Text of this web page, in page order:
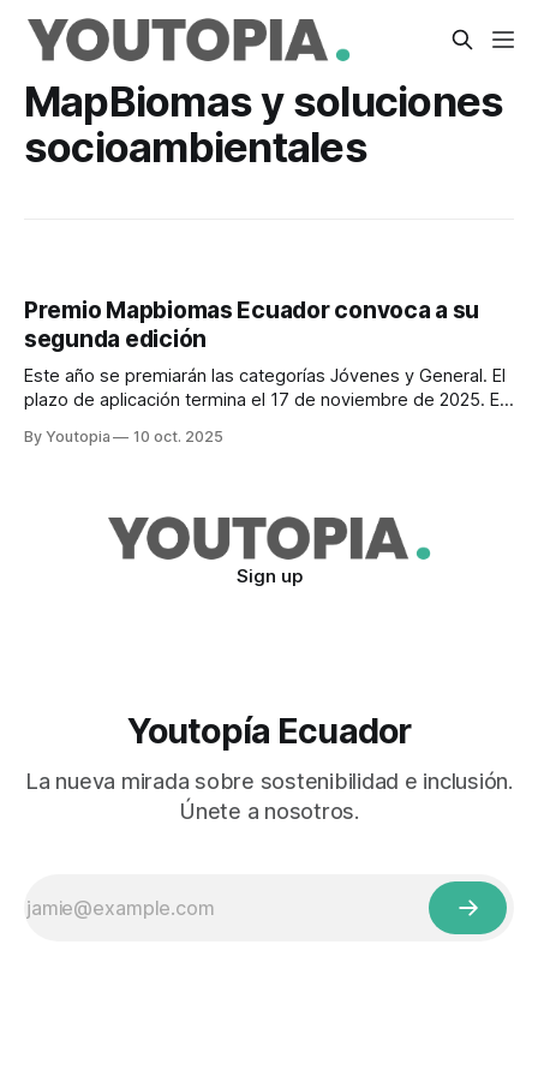
MapBiomas y soluciones
socioambientales
Premio Mapbiomas Ecuador convoca a su
segunda edición
Este año se premiarán las categorías Jóvenes y General. El
plazo de aplicación termina el 17 de noviembre de 2025. El
By Youtopia 10 oct. 2025
Sign up
Youtopía Ecuador
La nueva mirada sobre sostenibilidad e inclusión.
Únete a nosotros.